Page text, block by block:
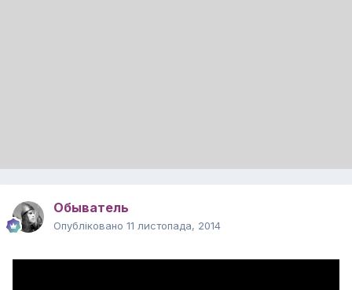
Обыватель
Опубліковано 11 листопада, 2014